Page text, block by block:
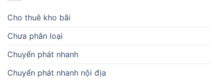
Cho thuê kho bãi
Chưa phân loại
Chuyển phát nhanh
Chuyển phát nhanh nội địa